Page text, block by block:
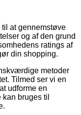
at gennemstøve
og af den grund
ratings af
din shopping.
metoder
Tilmed ser vi en
udforme en
bruges til